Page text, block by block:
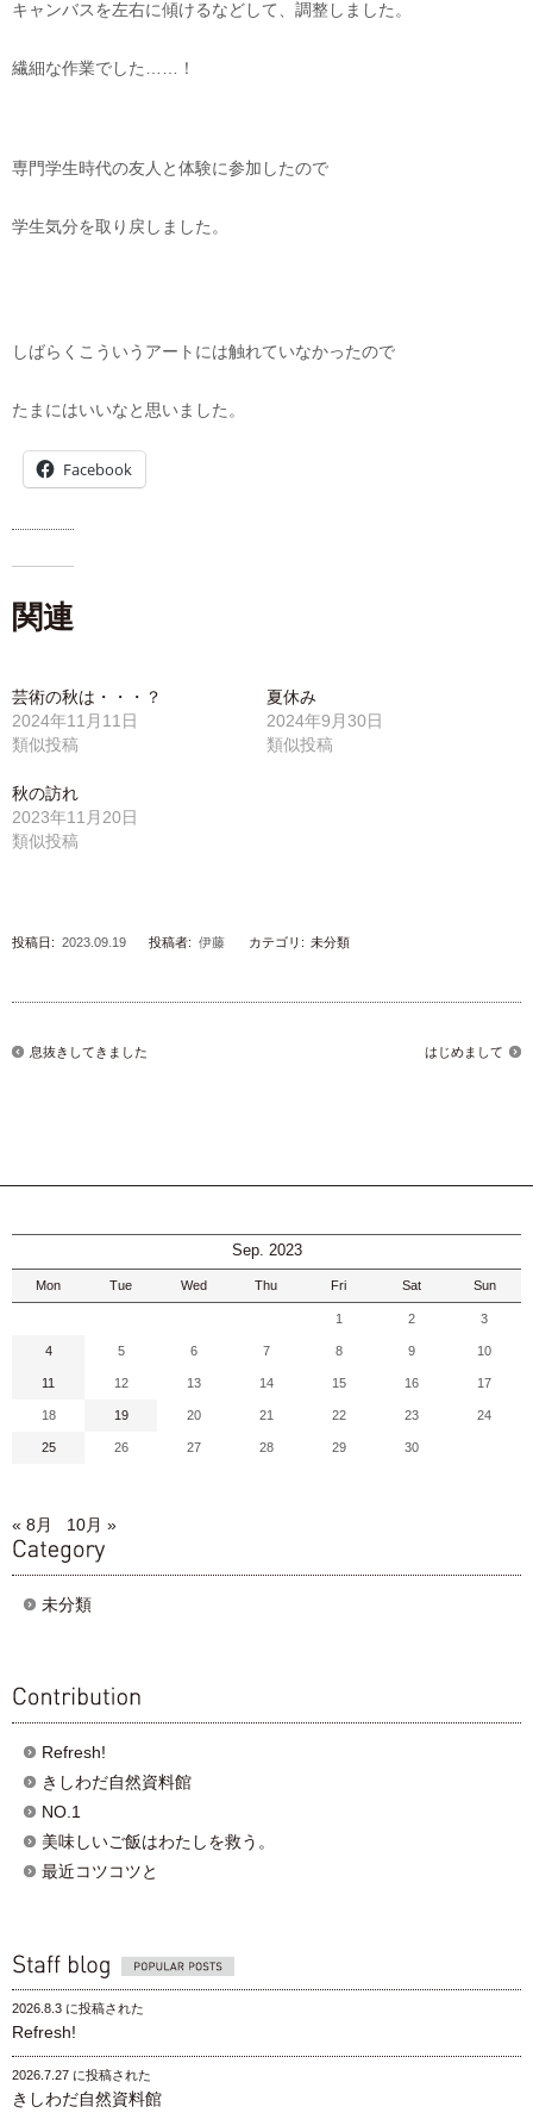
キャンバスを左右に傾けるなどして、調整しました。
繊細な作業でした……！
専門学生時代の友人と体験に参加したので
学生気分を取り戻しました。
しばらくこういうアートには触れていなかったので
たまにはいいなと思いました。
Facebook
関連
芸術の秋は・・・？
2024年11月11日
類似投稿
夏休み
2024年9月30日
類似投稿
秋の訪れ
2023年11月20日
類似投稿
投稿日: 2023.09.19 投稿者: 伊藤 カテゴリ: 未分類
息抜きしてきました はじめまして
Sep. 2023
Mon Tue Wed Thu Fri Sat Sun
1 2 3
4 5 6 7 8 9 10
11 12 13 14 15 16 17
18 19 20 21 22 23 24
25 26 27 28 29 30
« 8月 10月 »
未分類
Refresh!
きしわだ自然資料館
NO.1
美味しいご飯はわたしを救う。
最近コツコツと
Popular posts
2026.8.3 に投稿された
Refresh!
2026.7.27 に投稿された
きしわだ自然資料館